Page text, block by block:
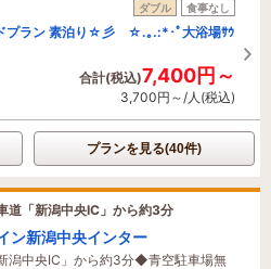
ダブル 食事なし
プラン 素泊り☆彡 ☆.｡.:*･ﾟ大浴場ｻｳ
合計(税込)7,400円～
3,700円～/人(税込)
プランを見る(40件)
「新潟中央IC」から約3分
ン新潟中央インター
潟中央IC」から約3分◆青空駐車場無